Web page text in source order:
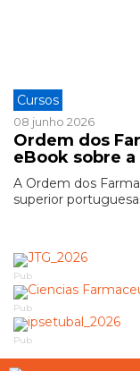
Cursos
08 junho 2026
Ordem dos
eBook sobre
A Ordem dos
superior
Pub
Pub
Pub